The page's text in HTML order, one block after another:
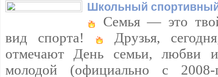
Школьный
Семья — это
вид спорта!
Друзья,
отмечают День семьи, любви
молодой (официально с